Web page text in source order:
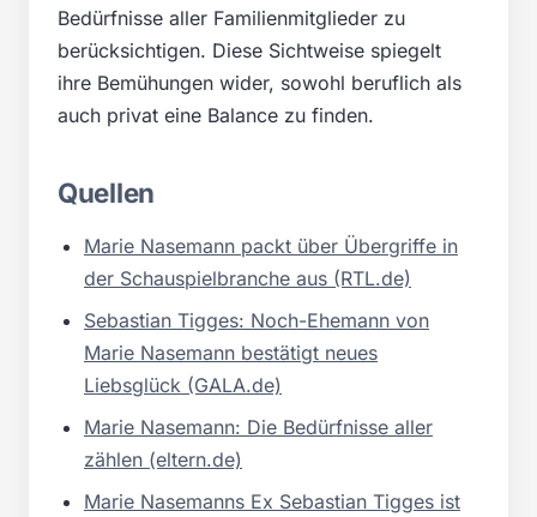
Bedürfnisse aller Familienmitglieder zu
berücksichtigen. Diese Sichtweise spiegelt
ihre Bemühungen wider, sowohl beruflich als
auch privat eine Balance zu finden.
Quellen
Marie Nasemann packt über Übergriffe in
der Schauspielbranche aus (RTL.de)
Sebastian Tigges: Noch-Ehemann von
Marie Nasemann bestätigt neues
Liebsglück (GALA.de)
Marie Nasemann: Die Bedürfnisse aller
zählen (eltern.de)
Marie Nasemanns Ex Sebastian Tigges ist